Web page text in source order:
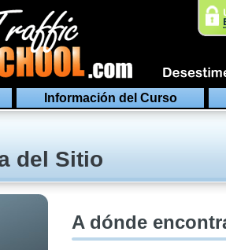
Información del Curso
del Sitio
A dónde